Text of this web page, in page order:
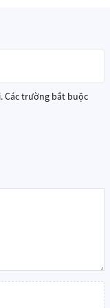
2 để phát
Các trường bắt buộc